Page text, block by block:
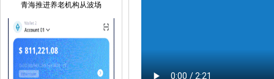
青海推进养老机构从波场